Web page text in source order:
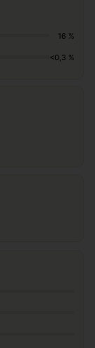
16 %
<0,3 %